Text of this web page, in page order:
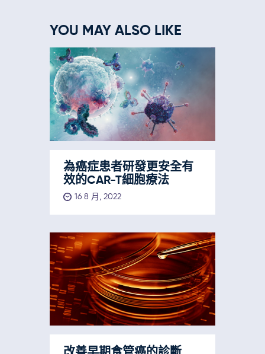
YOU MAY ALSO LIKE
為癌症患者研發更安全有
效的CAR-T細胞療法
16 8 月, 2022